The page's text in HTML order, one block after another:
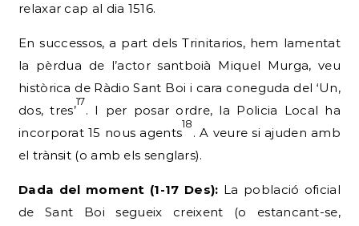
relaxar cap al dia 1516.
En successos, a part dels Trinitarios, hem lamentat
la pèrdua de l’actor santboià Miquel Murga, veu
històrica de Ràdio Sant Boi i cara coneguda del ‘Un,
dos, tres’
17
. I per posar ordre, la Policia Local ha
incorporat 15 nous agents
18
. A veure si ajuden amb
el trànsit (o amb els senglars).
Dada del moment (1-17 Des): La població oficial
de Sant Boi segueix creixent (o estancant-se,